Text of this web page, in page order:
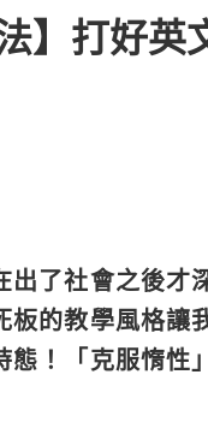
】打好英
了社會之後才
的教學風格讓
！「克服惰性